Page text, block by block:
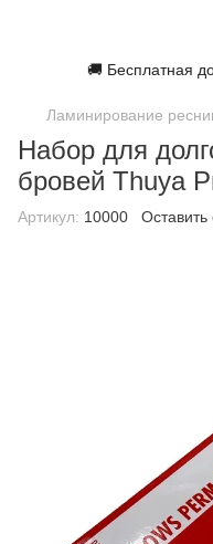
🚚 Бесплатная
Ламинирование
Набор для
бровей Thuya
Артикул: 10000 Оставить